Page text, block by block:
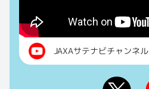
JAXAサテナビチャンネル